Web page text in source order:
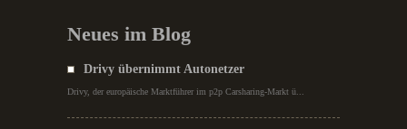
Neues im Blog
Drivy übernimmt Autonetzer
Drivy, der europäische Marktführer im p2p Carsharing-Markt ü...